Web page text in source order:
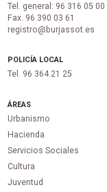
Tel. general: 96 316 05 00
Fax. 96 390 03 61
registro@burjassot.es
POLICÍA LOCAL
Tel. 96 364 21 25
ÁREAS
Urbanismo
Hacienda
Servicios Sociales
Cultura
Juventud